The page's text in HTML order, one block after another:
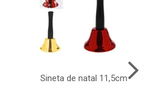
Sineta de natal 11,5cm